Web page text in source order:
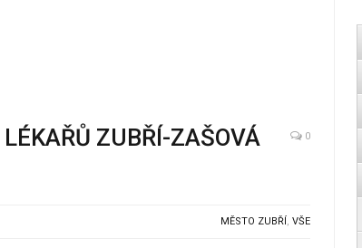
ZUBŘÍ-ZAŠOVÁ
0
MĚSTO ZUBŘÍ,VŠE